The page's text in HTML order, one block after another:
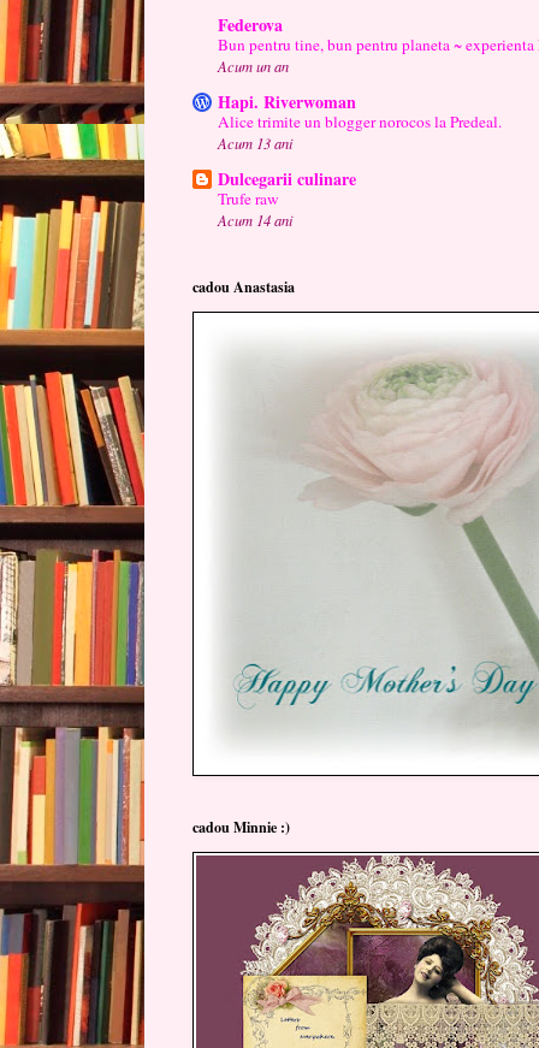
Federova
Bun pentru tine, bun pentru planeta ~ experienta
Acum un an
Hapi. Riverwoman
Alice trimite un blogger norocos la Predeal.
Acum 13 ani
Dulcegarii culinare
Trufe raw
Acum 14 ani
cadou Anastasia
cadou Minnie :)